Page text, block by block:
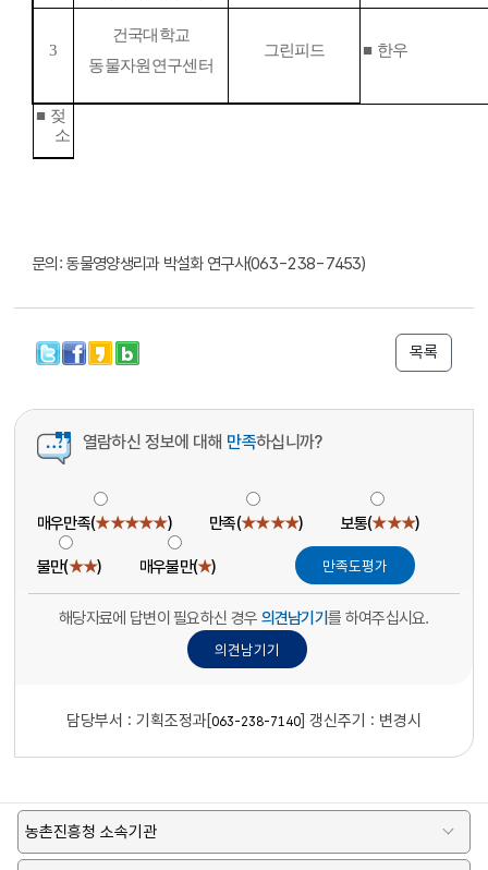
3
건국대학교
동물자원연구센터
그린피드 ■ 한우
■ 젖
소
문의: 동물영양생리과 박설화 연구사(063-238-7453)
목록
열람하신 정보에 대해 만족하십니까?
매우만족(★★★★★) 만족(★★★★) 보통(★★★)
불만(★★) 매우불만(★)
해당자료에 답변이 필요하신 경우 의견남기기를 하여주십시요.
담당부서 : 기획조정과[063-238-7140] 갱신주기 : 변경시
농촌진흥청 소속기관